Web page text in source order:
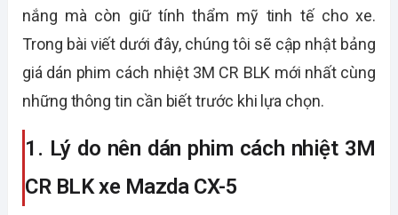
nắng mà còn giữ tính thẩm mỹ tinh tế cho xe.
Trong bài viết dưới đây, chúng tôi sẽ cập nhật bảng
giá dán phim cách nhiệt 3M CR BLK mới nhất cùng
những thông tin cần biết trước khi lựa chọn.
1. Lý do nên dán phim cách nhiệt 3M
CR BLK xe Mazda CX-5